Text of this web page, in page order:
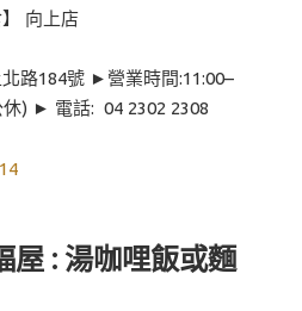
向上店
路184號 ►營業時間:11:00–
休) ► 電話: 04 2302 2308
屋 : 湯咖哩飯或麵